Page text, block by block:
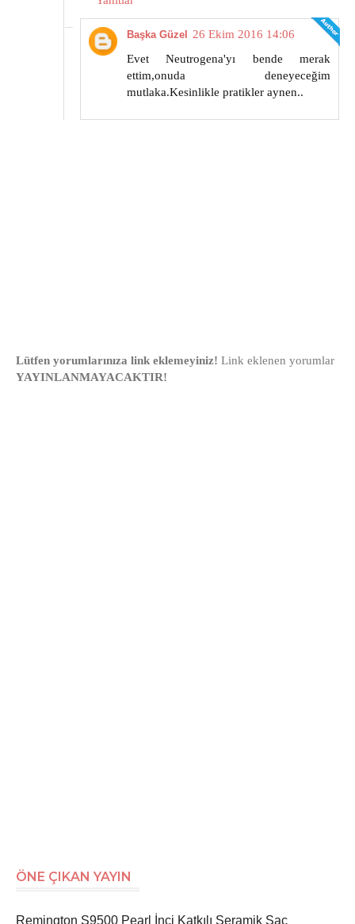
Başka Güzel
26 Ekim 2016 14:06
Evet Neutrogena'yı bende merak
ettim,onuda deneyeceğim
mutlaka.Kesinlikle pratikler aynen..
Lütfen yorumlarınıza link eklemeyiniz! Link eklenen yorumlar
YAYINLANMAYACAKTIR!
ÖNE ÇIKAN YAYIN
Remington S9500 Pearl İnci Katkılı Seramik Saç